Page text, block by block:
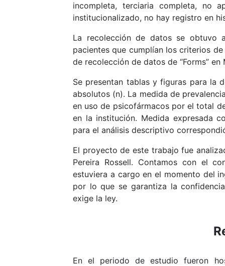
incompleta, terciaria completa, no
institucionalizado, no hay registro en
La recolección de datos se obtuvo
pacientes que cumplían los criterios
de recolección de datos de “Forms”
Se presentan tablas y figuras para la
absolutos (n). La medida de
en uso de psicofármacos por el total
en la institución. Medida expresada
para el análisis descriptivo
El proyecto de este trabajo fue
Pereira Rossell. Contamos con el
estuviera a cargo en el momento del
por lo que se garantiza la
exige la ley.
En el periodo de estudio fueron